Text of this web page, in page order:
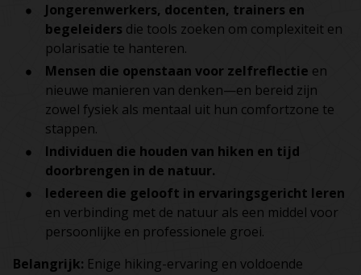
Jongerenwerkers, docenten, trainers en
begeleiders die tools zoeken om complexiteit en
polarisatie te hanteren.
Mensen die openstaan voor zelfreflectie en
nieuwe manieren van denken—en bereid zijn
zowel fysiek als mentaal uit hun comfortzone te
stappen.
Individuen die houden van hiken en tijd
doorbrengen in de natuur.
Iedereen die gelooft in ervaringsgericht leren
en verbinding met de natuur als een middel voor
persoonlijke en professionele groei.
Belangrijk: Enige hiking-ervaring en voldoende